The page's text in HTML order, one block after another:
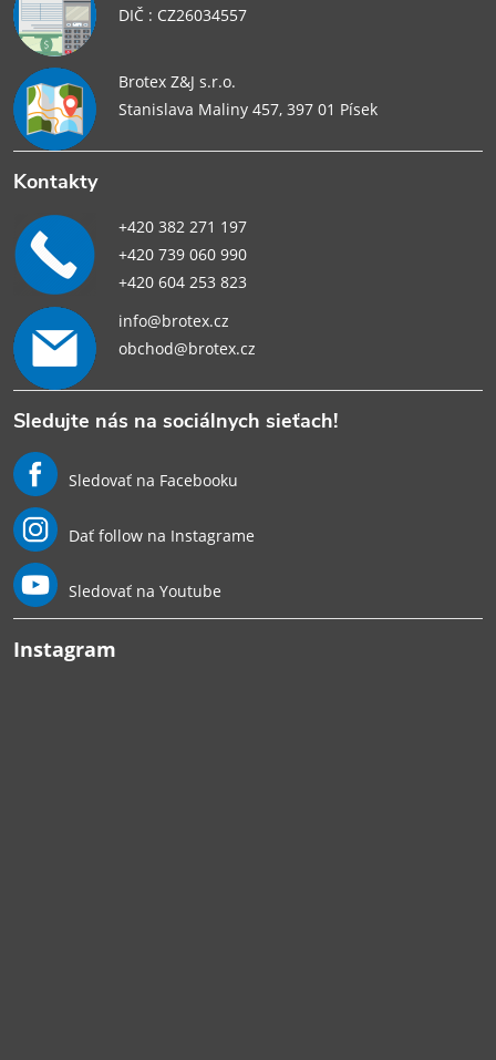
DIČ : CZ26034557
Brotex Z&J s.r.o.
Stanislava Maliny 457, 397 01 Písek
Kontakty
+420 382 271 197
+420 739 060 990
+420 604 253 823
info@brotex.cz
obchod@brotex.cz
Sledujte nás na sociálnych sieťach!
Sledovať na Facebooku
Dať follow na Instagrame
Sledovať na Youtube
Instagram